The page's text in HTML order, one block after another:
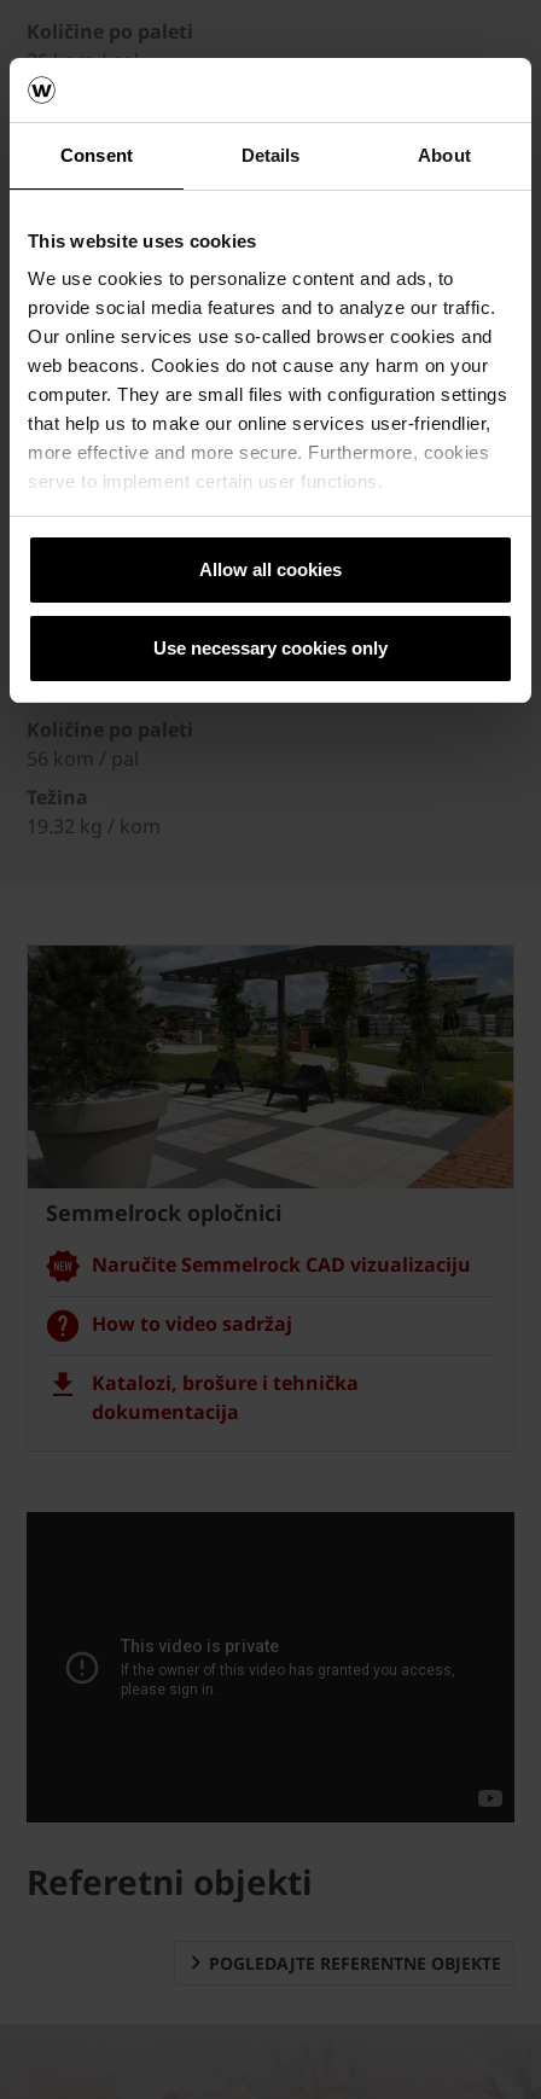
Consent Details About
This website uses cookies
We use cookies to personalize content and ads, to
provide social media features and to analyze our traffic.
Our online services use so-called browser cookies and
web beacons. Cookies do not cause any harm on your
computer. They are small files with configuration settings
that help us to make our online services user-friendlier,
more effective and more secure. Furthermore, cookies
serve to implement certain user functions.
Allow all cookies
Use necessary cookies only
Količine po paleti
36 kom / pal
Težina
34.70 kg / kom
Debljina
5 cm
Komada po m¹
1 kom / m
Količine po paleti
60 kom / pal
Težina
21.60 kg / kom
Debljina
6 cm
Komada po m¹
Količine po paleti
56 kom / pal
Težina
19.32 kg / kom
Semmelrock opločnici
Naručite Semmelrock CAD vizualizaciju
How to video sadržaj
Katalozi, brošure i tehnička
dokumentacija
Referetni objekti
POGLEDAJTE REFERENTNE OBJEKTE